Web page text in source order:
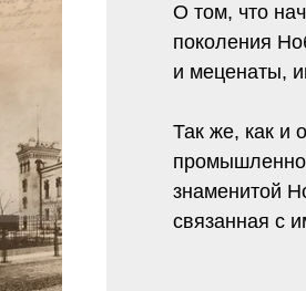
О том, что
поколения
и меценаты,
Так же, как и
знаменитой
связанная с